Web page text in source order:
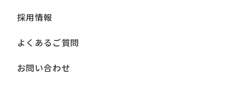
採用情報
よくあるご質問
お問い合わせ